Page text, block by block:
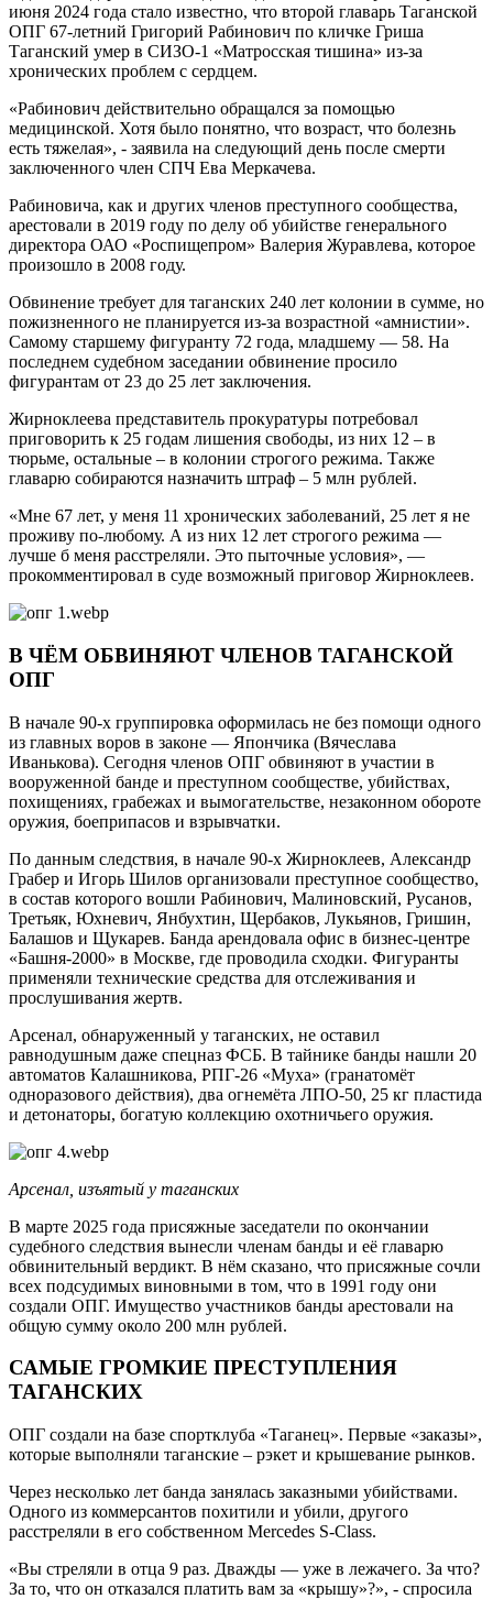
июня 2024 года стало известно, что второй главарь Таганской
ОПГ 67-летний Григорий Рабинович по кличке Гриша
Таганский умер в СИЗО-1 «Матросская тишина» из-за
хронических проблем с сердцем.
«Рабинович действительно обращался за помощью
медицинской. Хотя было понятно, что возраст, что болезнь
есть тяжелая», - заявила на следующий день после смерти
заключенного член СПЧ Ева Меркачева.
Рабиновича, как и других членов преступного сообщества,
арестовали в 2019 году по делу об убийстве генерального
директора ОАО «Роспищепром» Валерия Журавлева, которое
произошло в 2008 году.
Обвинение требует для таганских 240 лет колонии в сумме, но
пожизненного не планируется из-за возрастной «амнистии».
Самому старшему фигуранту 72 года, младшему — 58. На
последнем судебном заседании обвинение просило
фигурантам от 23 до 25 лет заключения.
Жирноклеева представитель прокуратуры потребовал
приговорить к 25 годам лишения свободы, из них 12 – в
тюрьме, остальные – в колонии строгого режима. Также
главарю собираются назначить штраф – 5 млн рублей.
«Мне 67 лет, у меня 11 хронических заболеваний, 25 лет я не
проживу по-любому. А из них 12 лет строгого режима —
лучше б меня расстреляли. Это пыточные условия», —
прокомментировал в суде возможный приговор Жирноклеев.
В ЧЁМ ОБВИНЯЮТ ЧЛЕНОВ ТАГАНСКОЙ
ОПГ
В начале 90-х группировка оформилась не без помощи одного
из главных воров в законе — Япончика (Вячеслава
Иванькова). Сегодня членов ОПГ обвиняют в участии в
вооруженной банде и преступном сообществе, убийствах,
похищениях, грабежах и вымогательстве, незаконном обороте
оружия, боеприпасов и взрывчатки.
По данным следствия, в начале 90-х Жирноклеев, Александр
Грабер и Игорь Шилов организовали преступное сообщество,
в состав которого вошли Рабинович, Малиновский, Русанов,
Третьяк, Юхневич, Янбухтин, Щербаков, Лукьянов, Гришин,
Балашов и Щукарев. Банда арендовала офис в бизнес-центре
«Башня-2000» в Москве, где проводила сходки. Фигуранты
применяли технические средства для отслеживания и
прослушивания жертв.
Арсенал, обнаруженный у таганских, не оставил
равнодушным даже спецназ ФСБ. В тайнике банды нашли 20
автоматов Калашникова, РПГ-26 «Муха» (гранатомёт
одноразового действия), два огнемёта ЛПО-50, 25 кг пластида
и детонаторы, богатую коллекцию охотничьего оружия.
Арсенал, изъятый у таганских
В марте 2025 года присяжные заседатели по окончании
судебного следствия вынесли членам банды и её главарю
обвинительный вердикт. В нём сказано, что присяжные сочли
всех подсудимых виновными в том, что в 1991 году они
создали ОПГ. Имущество участников банды арестовали на
общую сумму около 200 млн рублей.
САМЫЕ ГРОМКИЕ ПРЕСТУПЛЕНИЯ
ТАГАНСКИХ
ОПГ создали на базе спортклуба «Таганец». Первые «заказы»,
которые выполняли таганские – рэкет и крышевание рынков.
Через несколько лет банда занялась заказными убийствами.
Одного из коммерсантов похитили и убили, другого
расстреляли в его собственном Mercedes S-Class.
«Вы стреляли в отца 9 раз. Дважды — уже в лежачего. За что?
За то, что он отказался платить вам за «крышу»?», - спросила